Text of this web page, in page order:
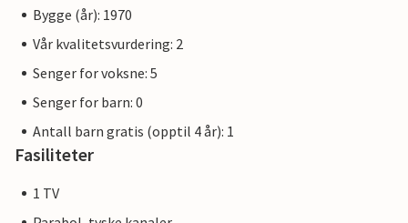
Bygge (år): 1970
Vår kvalitetsvurdering: 2
Senger for voksne: 5
Senger for barn: 0
Antall barn gratis (opptil 4 år): 1
Fasiliteter
1 TV